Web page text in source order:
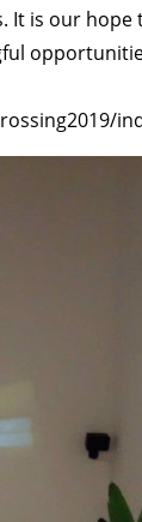
TAGS
It is our hope